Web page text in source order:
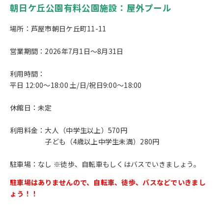
朝日ケ丘公園有料公園施設：屋外プール
場所：芦屋市朝日ケ丘町11-11
営業期間：2026年7月1日～8月31日
利用時間：
平日 12:00～18:00 土/日/祝日9:00～18:00
休館日：未定
利用料金：大人（中学生以上）570円
子ども（4歳以上中学生未満）280円
駐車場：なし ※徒歩、自転車もしくはバスでいきましょう。
駐車場はありませんので、自転車、徒歩、バスなどでいきまし
ょう！！